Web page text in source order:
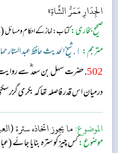
الجِدَارِ مَمَرُّ الشَّاةِ»
صحیح بخاری:کتاب: نماز کے احکام و مسائل(
مترجم: ١. شیخ الحدیث حافظ عبد الستار حماد (دار السلام)
502 . حضرت سہل بن سعد ؓ سے
درمیان اس قدر فاصلہ تھا کہ بکری گزر
الموضوع:ما يجوز اتخاذه سترة
موضوع:کس چیز کو سترہ بنایا جائے